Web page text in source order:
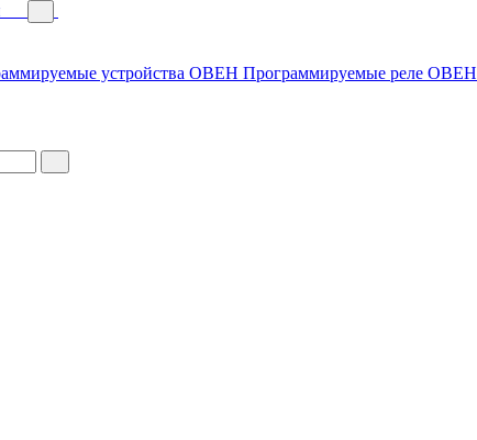
устройства ОВЕН Программируемые реле ОВЕН